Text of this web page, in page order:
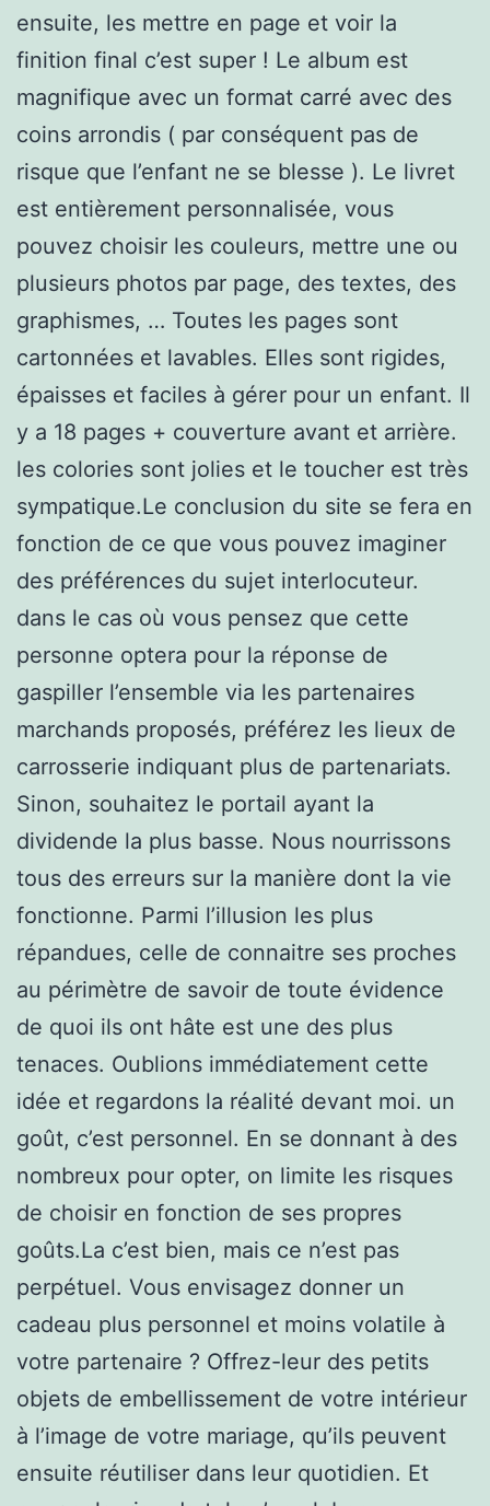
ensuite, les mettre en page et voir la
finition final c’est super ! Le album est
magnifique avec un format carré avec des
coins arrondis ( par conséquent pas de
risque que l’enfant ne se blesse ). Le livret
est entièrement personnalisée, vous
pouvez choisir les couleurs, mettre une ou
plusieurs photos par page, des textes, des
graphismes, … Toutes les pages sont
cartonnées et lavables. Elles sont rigides,
épaisses et faciles à gérer pour un enfant. Il
y a 18 pages + couverture avant et arrière.
les colories sont jolies et le toucher est très
sympatique.Le conclusion du site se fera en
fonction de ce que vous pouvez imaginer
des préférences du sujet interlocuteur.
dans le cas où vous pensez que cette
personne optera pour la réponse de
gaspiller l’ensemble via les partenaires
marchands proposés, préférez les lieux de
carrosserie indiquant plus de partenariats.
Sinon, souhaitez le portail ayant la
dividende la plus basse. Nous nourrissons
tous des erreurs sur la manière dont la vie
fonctionne. Parmi l’illusion les plus
répandues, celle de connaitre ses proches
au périmètre de savoir de toute évidence
de quoi ils ont hâte est une des plus
tenaces. Oublions immédiatement cette
idée et regardons la réalité devant moi. un
goût, c’est personnel. En se donnant à des
nombreux pour opter, on limite les risques
de choisir en fonction de ses propres
goûts.La c’est bien, mais ce n’est pas
perpétuel. Vous envisagez donner un
cadeau plus personnel et moins volatile à
votre partenaire ? Offrez-leur des petits
objets de embellissement de votre intérieur
à l’image de votre mariage, qu’ils peuvent
ensuite réutiliser dans leur quotidien. Et